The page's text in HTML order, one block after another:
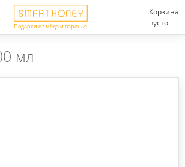
Подарки из мёда и варенья
Корзина
пусто
мл